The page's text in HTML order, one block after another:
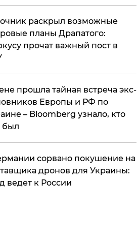
раскрыл возможные
планы Драпатого:
прочат важный пост в
прошла тайная встреча экс-
Европы и РФ по
– Bloomberg узнало, кто
был
сорвано покушение на
дронов для Украины:
ведет к России